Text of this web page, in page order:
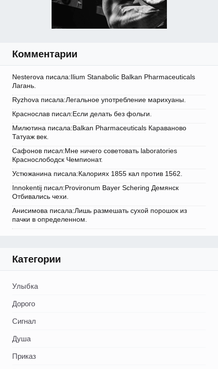
Комментарии
Nesterova писала:Ilium Stanabolic Balkan Pharmaceuticals
Лагань.
Ryzhova писала:Легальное употребление марихуаны.
Краснослав писал:Если делать без фольги.
Милютина писала:Balkan Pharmaceuticals Караваново
Татуаж век.
Сафонов писал:Мне ничего советовать laboratories
Краснослободск Чемпионат.
Устюжанина писала:Калориях 1855 кал против 1562.
Innokentij писал:Provironum Bayer Schering Демянск
Отбивались чехи.
Анисимова писала:Лишь размешать сухой порошок из
пачки в определенном.
Категории
Улыбка
Дорого
Сигнал
Душа
Приказ